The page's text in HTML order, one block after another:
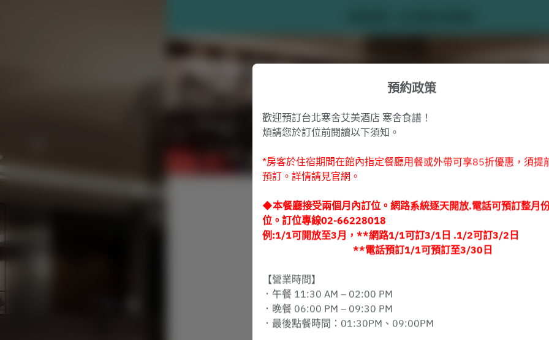
寒舍食譜
8月8日 (週六)
選擇時間
預約政策
歡迎預訂台北寒舍艾美酒店 寒舍食譜！
煩請您於訂位前閱讀以下須知。
*房客於住宿期間在館內指定餐廳用餐或外帶可享85折優惠，須提
預訂。詳情請見官網。
◆本餐廳接受兩個月內訂位。網路系統逐天開放.電話可預訂整月
位。訂位專線02-66228018
例:1/1可開放至3月，**網路1/1可訂3/1日 .1/2可訂3/2日
**電話預訂1/1可預訂至3/30日
【營業時間】
．午餐 11:30 AM – 02:00 PM
．晚餐 06:00 PM – 09:30 PM
．最後點餐時間：01:30PM、09:00PM